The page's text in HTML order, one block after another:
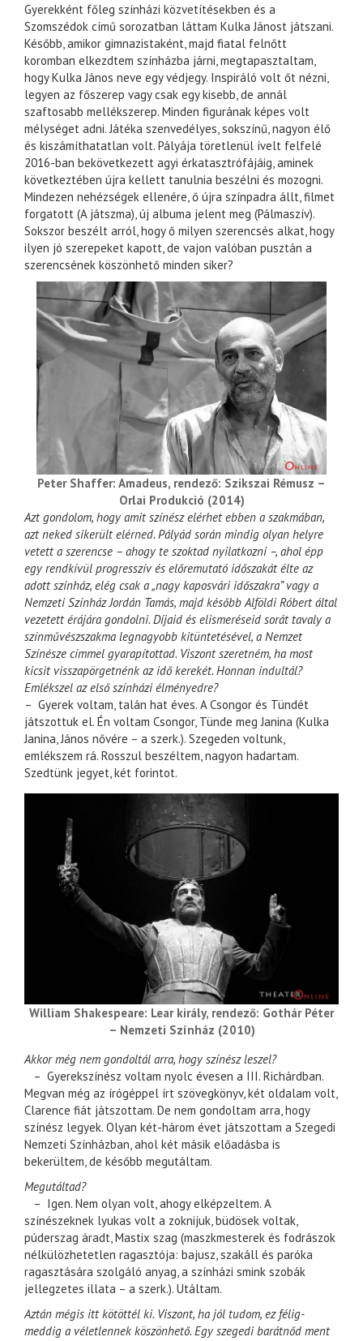
Gyerekként főleg színházi közvetítésekben és a
Szomszédok című sorozatban láttam Kulka Jánost játszani.
Később, amikor gimnazistaként, majd fiatal felnőtt
koromban elkezdtem színházba járni, megtapasztaltam,
hogy Kulka János neve egy védjegy. Inspiráló volt őt nézni,
legyen az főszerep vagy csak egy kisebb, de annál
szaftosabb mellékszerep. Minden figurának képes volt
mélységet adni. Játéka szenvedélyes, sokszínű, nagyon élő
és kiszámíthatatlan volt. Pályája töretlenül ívelt felfelé
2016-ban bekövetkezett agyi érkatasztrófájáig, aminek
következtében újra kellett tanulnia beszélni és mozogni.
Mindezen nehézségek ellenére, ő újra színpadra állt, filmet
forgatott (A játszma), új albuma jelent meg (Pálmaszív).
Sokszor beszélt arról, hogy ő milyen szerencsés alkat, hogy
ilyen jó szerepeket kapott, de vajon valóban pusztán a
szerencsének köszönhető minden siker?
Peter Shaffer: Amadeus, rendező: Szikszai Rémusz –
Orlai Produkció (2014)
Azt gondolom, hogy amit színész elérhet ebben a szakmában,
azt neked sikerült elérned. Pályád során mindig olyan helyre
vetett a szerencse – ahogy te szoktad nyilatkozni –, ahol épp
egy rendkívül progresszív és előremutató időszakát élte az
adott színház, elég csak a „nagy kaposvári időszakra” vagy a
Nemzeti Színház Jordán Tamás, majd később Alföldi Róbert által
vezetett érájára gondolni. Díjaid és elismeréseid sorát tavaly a
színművészszakma legnagyobb kitüntetésével, a Nemzet
Színésze címmel gyarapítottad. Viszont szeretném, ha most
kicsit visszapörgetnénk az idő kerekét. Honnan indultál?
Emlékszel az első színházi élményedre?
– Gyerek voltam, talán hat éves. A Csongor és Tündét
játszottuk el. Én voltam Csongor, Tünde meg Janina (Kulka
Janina, János nővére – a szerk.). Szegeden voltunk,
emlékszem rá. Rosszul beszéltem, nagyon hadartam.
Szedtünk jegyet, két forintot.
William Shakespeare: Lear király, rendező: Gothár Péter
– Nemzeti Színház (2010)
Akkor még nem gondoltál arra, hogy színész leszel?
– Gyerekszínész voltam nyolc évesen a III. Richárdban.
Megvan még az írógéppel írt szövegkönyv, két oldalam volt,
Clarence fiát játszottam. De nem gondoltam arra, hogy
színész legyek. Olyan két-három évet játszottam a Szegedi
Nemzeti Színházban, ahol két másik előadásba is
bekerültem, de később megutáltam.
Megutáltad?
– Igen. Nem olyan volt, ahogy elképzeltem. A
színészeknek lyukas volt a zoknijuk, büdösek voltak,
púderszag áradt, Mastix szag (maszkmesterek és fodrászok
nélkülözhetetlen ragasztója: bajusz, szakáll és paróka
ragasztására szolgáló anyag, a színházi smink szobák
jellegzetes illata – a szerk.). Utáltam.
Aztán mégis itt kötöttél ki. Viszont, ha jól tudom, ez félig-
meddig a véletlennek köszönhető. Egy szegedi barátnőd ment